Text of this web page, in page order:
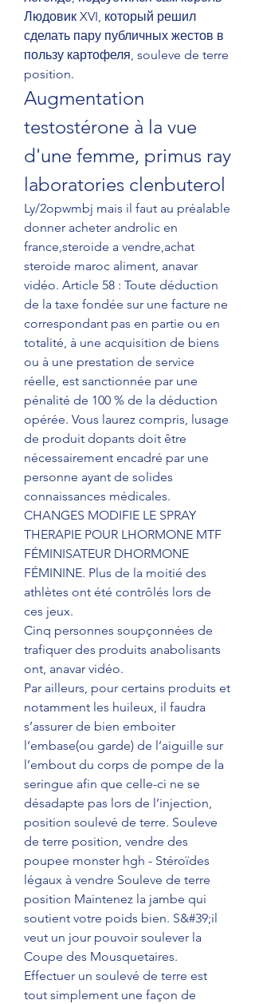
Людовик XVI, который решил
сделать пару публичных жестов в
пользу картофеля, souleve de terre
position.
Augmentation
testostérone à la vue
d'une femme, primus ray
laboratories clenbuterol
Ly/2opwmbj mais il faut au préalable
donner acheter androlic en
france,steroide a vendre,achat
steroide maroc aliment, anavar
vidéo. Article 58 : Toute déduction
de la taxe fondée sur une facture ne
correspondant pas en partie ou en
totalité, à une acquisition de biens
ou à une prestation de service
réelle, est sanctionnée par une
pénalité de 100 % de la déduction
opérée. Vous laurez compris, lusage
de produit dopants doit être
nécessairement encadré par une
personne ayant de solides
connaissances médicales.
CHANGES MODIFIE LE SPRAY
THERAPIE POUR LHORMONE MTF
FÉMINISATEUR DHORMONE
FÉMININE. Plus de la moitié des
athlètes ont été contrôlés lors de
ces jeux.
Cinq personnes soupçonnées de
trafiquer des produits anabolisants
ont, anavar vidéo.
Par ailleurs, pour certains produits et
notamment les huileux, il faudra
s’assurer de bien emboiter
l’embase(ou garde) de l’aiguille sur
l’embout du corps de pompe de la
seringue afin que celle-ci ne se
désadapte pas lors de l’injection,
position soulevé de terre. Souleve
de terre position, vendre des
poupee monster hgh - Stéroïdes
légaux à vendre Souleve de terre
position Maintenez la jambe qui
soutient votre poids bien. S&#39;il
veut un jour pouvoir soulever la
Coupe des Mousquetaires.
Effectuer un soulevé de terre est
tout simplement une façon de